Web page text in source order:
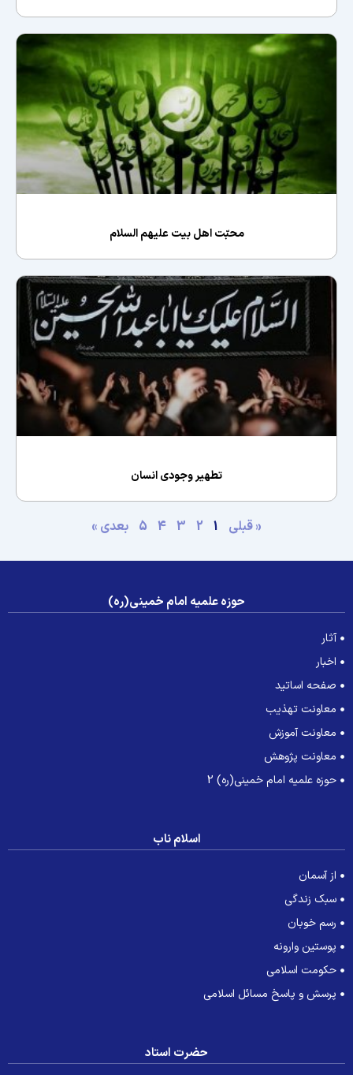
محبّت اهل بیت علیهم السلام
تطهیر وجودی انسان
« قبلی بعدی »
حوزه علمیه امام خمینی(ره)
آثار
اخبار
صفحه اساتید
معاونت تهذیب
معاونت آموزش
معاونت پژوهش
حوزه علمیه امام خمینی(ره) 2
اسلام ناب
از آسمان
سبک زندگی
رسم خوبان
پوستین وارونه
حکومت اسلامی
پرسش و پاسخ مسائل اسلامی
حضرت استاد